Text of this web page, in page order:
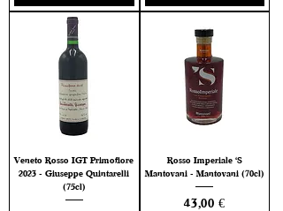
Veneto Rosso IGT Primofiore
2023 - Giuseppe Quintarelli
(75cl)
Rosso Imperiale 'S
Mantovani - Mantovani (70cl)
Prezzo
43,00 €